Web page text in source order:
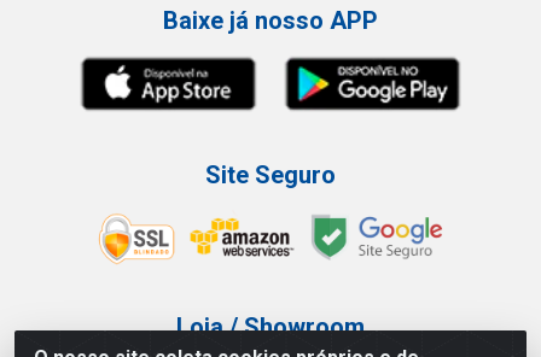
Baixe já nosso APP
Site Seguro
Loja / Showroom